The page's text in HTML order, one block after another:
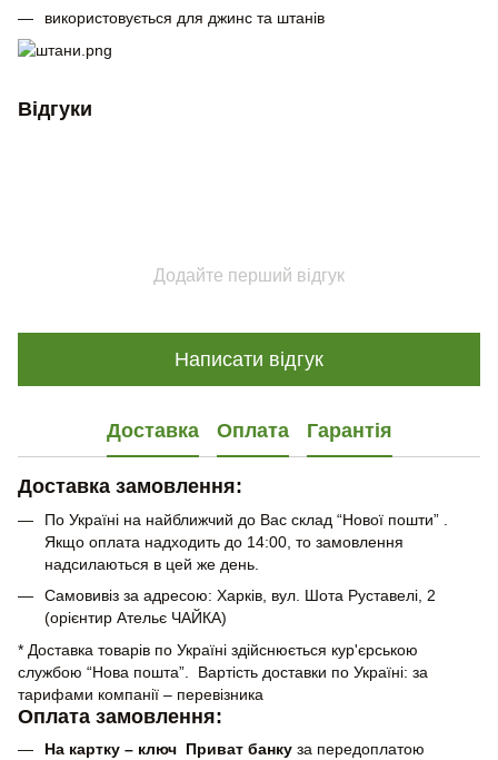
використовується для джинс та штанів
Відгуки
Додайте перший відгук
Написати відгук
Доставка Оплата Гарантія
Доставка замовлення:
По Україні на найближчий до Вас склад “Нової пошти” .
Якщо оплата надходить до 14:00, то замовлення
надсилаються в цей же день.
Самовивіз за адресою: Харків, вул. Шота Руставелі, 2
(орієнтир Ательє ЧАЙКА)
* Доставка товарів по Україні здійснюється кур'єрською
службою “Нова пошта”. Вартість доставки по Україні: за
тарифами компанії – перевізника
Оплата замовлення:
На картку – ключ Приват банку за передоплатою